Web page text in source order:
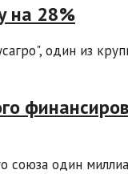
на 28%
один из
союза один